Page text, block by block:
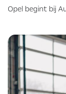
Opel begint bij